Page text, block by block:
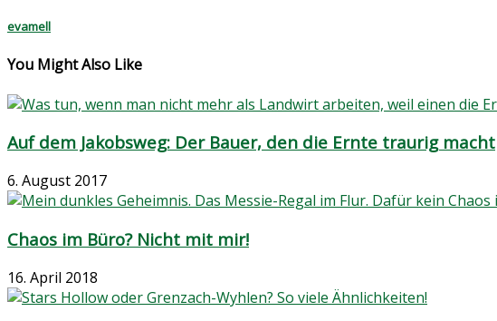
evamell
You Might Also Like
Auf dem Jakobsweg: Der Bauer, den die Ernte traurig macht
6. August 2017
Chaos im Büro? Nicht mit mir!
16. April 2018